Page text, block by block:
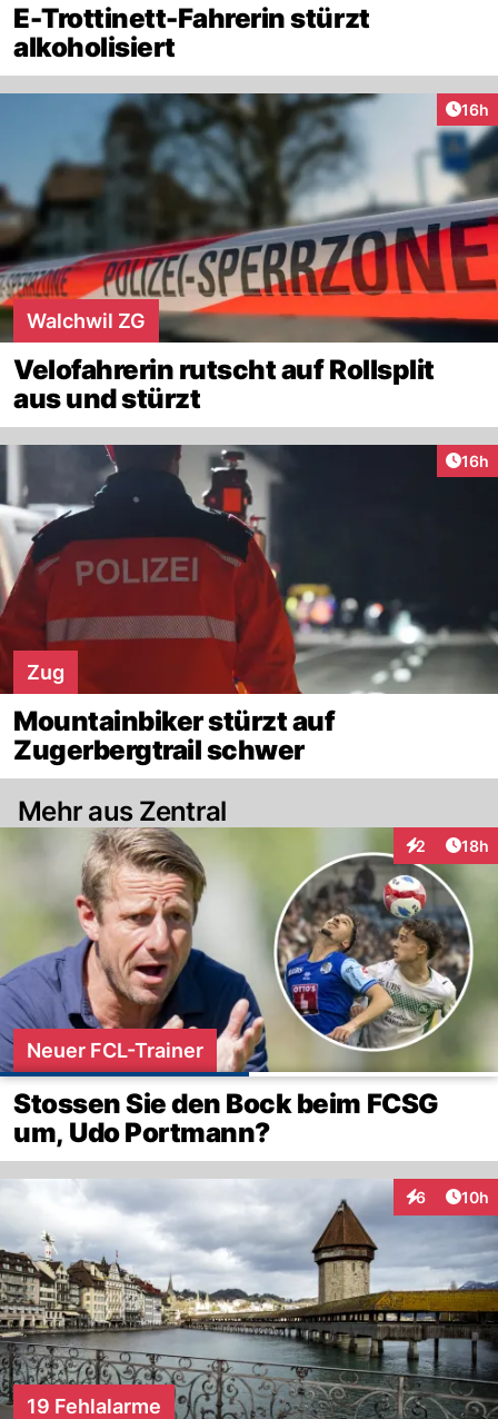
E-Trottinett-Fahrerin stürzt
alkoholisiert
16h
Walchwil ZG
Velofahrerin rutscht auf Rollsplit
aus und stürzt
16h
Zug
Mountainbiker stürzt auf
Zugerbergtrail schwer
Mehr aus Zentral
2
Interaktionen
18h
Neuer FCL-Trainer
Stossen Sie den Bock beim FCSG
um, Udo Portmann?
6
Interaktionen
10h
19 Fehlalarme